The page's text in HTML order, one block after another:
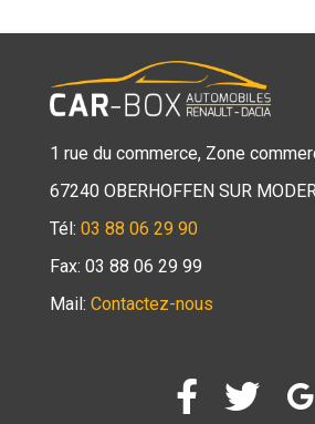
1 rue du commerce, Zone
67240 OBERHOFFEN SUR
Tél: 03 88 06 29 90
Fax: 03 88 06 29 99
Mail: Contactez-nous